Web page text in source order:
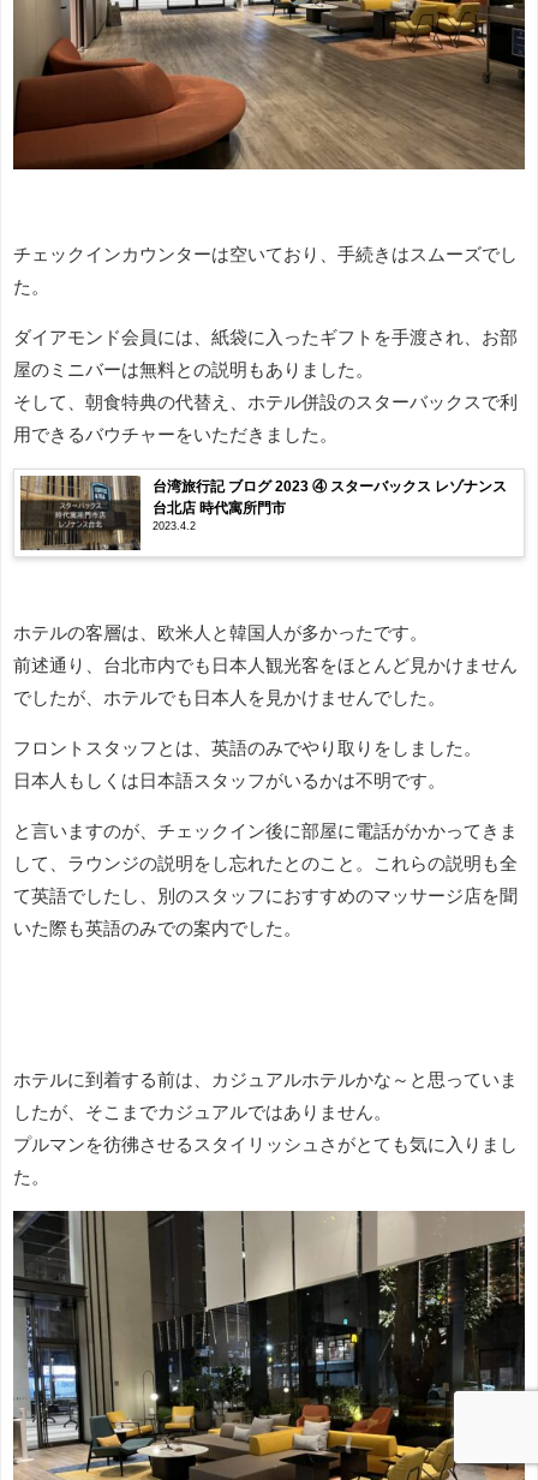
チェックインカウンターは空いており、手続きはスムーズでし
た。
ダイアモンド会員には、紙袋に入ったギフトを手渡され、お部
屋のミニバーは無料との説明もありました。
そして、朝食特典の代替え、ホテル併設のスターバックスで利
用できるバウチャーをいただきました。
台湾旅行記 ブログ 2023 ④ スターバックス レゾナンス
台北店 時代寓所門市
2023.4.2
ホテルの客層は、欧米人と韓国人が多かったです。
前述通り、台北市内でも日本人観光客をほとんど見かけません
でしたが、ホテルでも日本人を見かけませんでした。
フロントスタッフとは、英語のみでやり取りをしました。
日本人もしくは日本語スタッフがいるかは不明です。
と言いますのが、チェックイン後に部屋に電話がかかってきま
して、ラウンジの説明をし忘れたとのこと。これらの説明も全
て英語でしたし、別のスタッフにおすすめのマッサージ店を聞
いた際も英語のみでの案内でした。
ホテルに到着する前は、カジュアルホテルかな～と思っていま
したが、そこまでカジュアルではありません。
プルマンを彷彿させるスタイリッシュさがとても気に入りまし
た。